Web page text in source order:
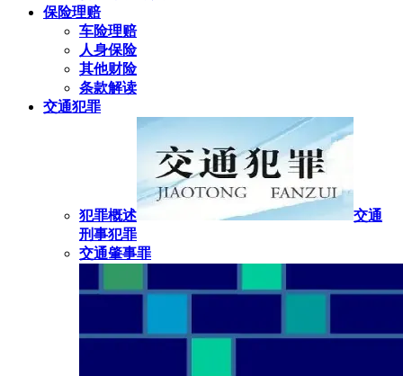
保险理赔
车险理赔
人身保险
其他财险
条款解读
交通犯罪
犯罪概述
交通
刑事犯罪
交通肇事罪